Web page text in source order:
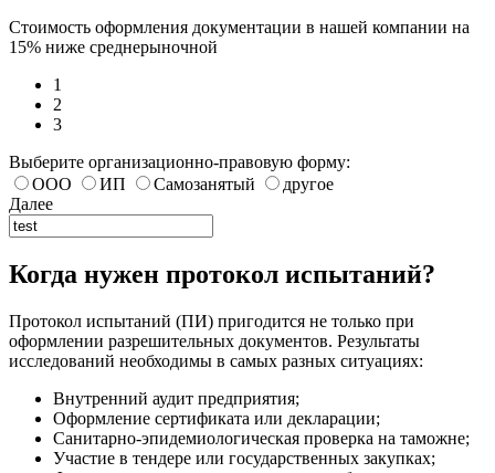
Стоимость оформления документации в нашей компании на
15% ниже среднерыночной
1
2
3
Выберите организационно-правовую форму:
ООО
ИП Самозанятый
другое
Далее
Когда нужен протокол испытаний?
Протокол испытаний (ПИ) пригодится не только при
оформлении разрешительных документов. Результаты
исследований необходимы в самых разных ситуациях:
Внутренний аудит предприятия;
Оформление сертификата или декларации;
Санитарно-эпидемиологическая проверка на таможне;
Участие в тендере или государственных закупках;